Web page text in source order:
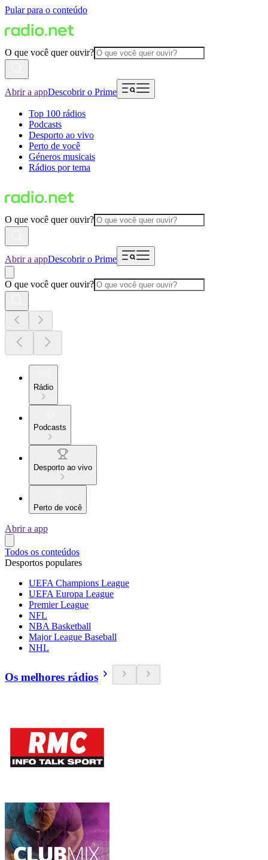
Pular para o conteúdo
O que você quer ouvir?
Abrir a appDescobrir o Prime
Top 100 rádios
Podcasts
Desporto ao vivo
Perto de você
Géneros musicais
Rádios por tema
O que você quer ouvir?
Abrir a appDescobrir o Prime
O que você quer ouvir?
Rádio
Podcasts
Desporto ao vivo
Perto de você
Abrir a app
Todos os conteúdos
Desportos populares
UEFA Champions League
UEFA Europa League
Premier League
NFL
NBA Basketball
Major League Baseball
NHL
Os melhores rádios